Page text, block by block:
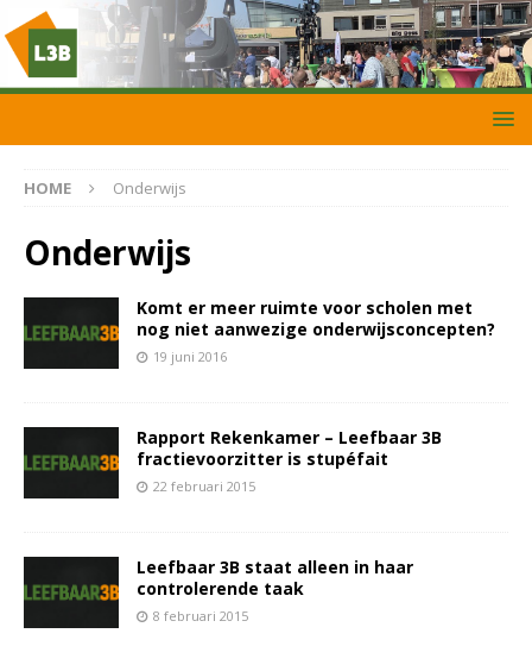
HOME Onderwijs
Onderwijs
Komt er meer ruimte voor scholen met
nog niet aanwezige onderwijsconcepten?
19 juni 2016
Rapport Rekenkamer – Leefbaar 3B
fractievoorzitter is stupéfait
22 februari 2015
Leefbaar 3B staat alleen in haar
controlerende taak
8 februari 2015